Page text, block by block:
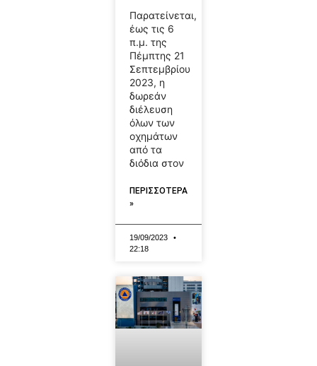
Παρατείνεται,
έως τις 6
π.μ. της
Πέμπτης 21
Σεπτεμβρίου
2023, η
δωρεάν
διέλευση
όλων των
οχημάτων
από τα
διόδια στον
ΠΕΡΙΣΣΟΤΕΡΑ
»
19/09/2023
22:18